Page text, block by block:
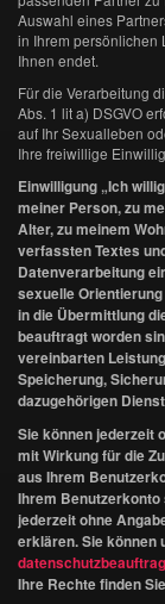
Auswahl eines
in Ihrem persönlichen
Ihnen endet.
Für die Verarbeitung
Abs. 1 lit a) DSGVO
auf Ihr Sexualleben
Ihre freiwillige
Einwilligung „Ich
meiner Person, zu
Alter, zu meinem
verfassten Textes
Datenverarbeitung
sexuelle
in die Übermittlung
beauftragt worden
vereinbarten
Speicherung,
dazugehörigen
Sie können jederzeit
mit Wirkung für die
aus Ihrem
Ihrem
jederzeit ohne
erklären. Sie können
Ihre Rechte finden